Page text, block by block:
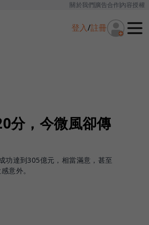
關於我們廣告合作內容授權
登入/註冊
分，今微風卻傳
功達到305億元，相當滿意，甚至
意外。